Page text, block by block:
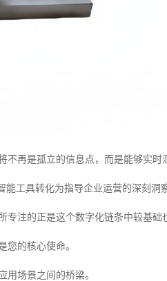
不再是孤立的信息点，而是能够实
工具转化为指导企业运营的深刻洞
注的正是这个数字化链条中较基础
您的核心使命。
用场景之间的桥梁。